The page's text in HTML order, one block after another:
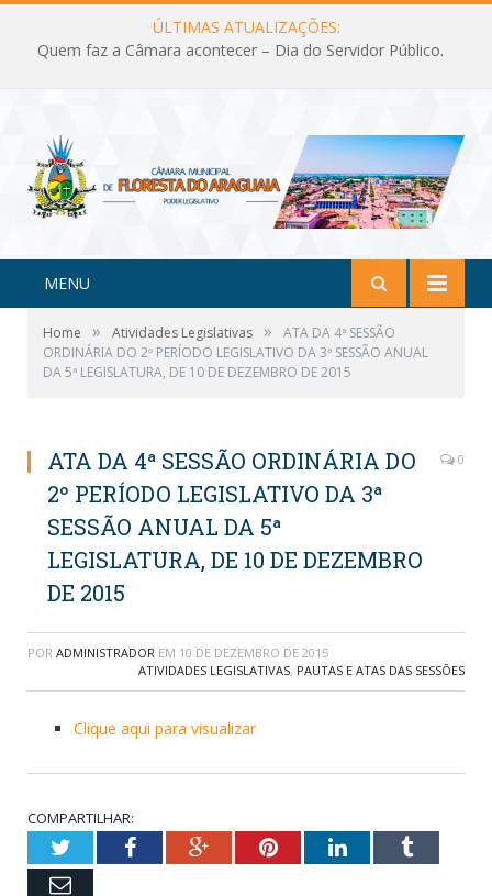
ÚLTIMAS ATUALIZAÇÕES:
Quem faz a Câmara acontecer – Dia do Servidor Público.
MENU
Home » Atividades Legislativas »
ATA DA 4ª SESSÃO
ORDINÁRIA DO 2º PERÍODO LEGISLATIVO DA 3ª SESSÃO ANUAL
DA 5ª LEGISLATURA, DE 10 DE DEZEMBRO DE 2015
ATA DA 4ª SESSÃO ORDINÁRIA DO
2º PERÍODO LEGISLATIVO DA 3ª
SESSÃO ANUAL DA 5ª
LEGISLATURA, DE 10 DE DEZEMBRO
DE 2015
0
POR ADMINISTRADOR EM 10 DE DEZEMBRO DE 2015
ATIVIDADES LEGISLATIVAS, PAUTAS E ATAS DAS SESSÕES
Clique aqui para visualizar
COMPARTILHAR:
TwitterFacebookGoogle+PinterestLinkedInTumblr
Email